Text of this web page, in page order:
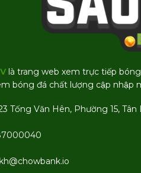
là trang web xem trực tiếp
bóng đá chất lượng cập nhập
Tống Văn Hên, Phường 15,